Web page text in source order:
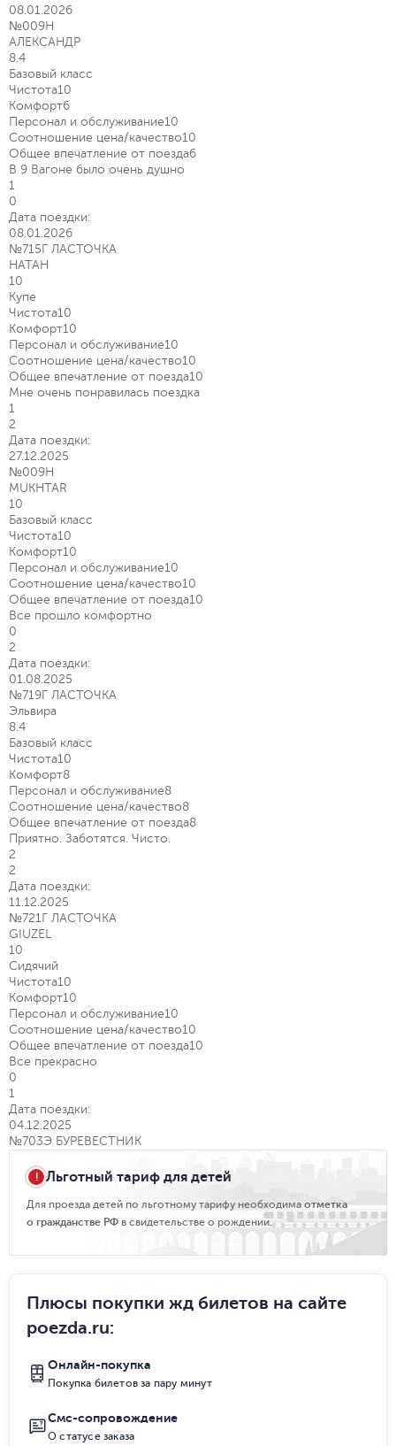
08.01.2026
№009Н
АЛЕКСАНДР
8.4
Базовый класс
Чистота10
Комфорт6
Персонал и обслуживание10
Соотношение цена/качество10
Общее впечатление от поезда6
В 9 Вагоне было очень душно
1
0
Дата поездки:
08.01.2026
№715Г ЛАСТОЧКА
НАТАН
10
Купе
Чистота10
Комфорт10
Персонал и обслуживание10
Соотношение цена/качество10
Общее впечатление от поезда10
Мне очень понравилась поездка
1
2
Дата поездки:
27.12.2025
№009Н
MUKHTAR
10
Базовый класс
Чистота10
Комфорт10
Персонал и обслуживание10
Соотношение цена/качество10
Общее впечатление от поезда10
Все прошло комфортно
0
2
Дата поездки:
01.08.2025
№719Г ЛАСТОЧКА
Эльвира
8.4
Базовый класс
Чистота10
Комфорт8
Персонал и обслуживание8
Соотношение цена/качество8
Общее впечатление от поезда8
Приятно. Заботятся. Чисто.
2
2
Дата поездки:
11.12.2025
№721Г ЛАСТОЧКА
GIUZEL
10
Сидячий
Чистота10
Комфорт10
Персонал и обслуживание10
Соотношение цена/качество10
Общее впечатление от поезда10
Все прекрасно
0
1
Дата поездки:
04.12.2025
№703Э БУРЕВЕСТНИК
Льготный тариф для детей
Для проезда детей по льготному тарифу необходима отметка
о гражданстве РФ в свидетельстве о рождении.
Плюсы покупки жд билетов на сайте
poezda.ru:
Онлайн-покупка
Покупка билетов за пару минут
Смс-сопровождение
О статусе заказа